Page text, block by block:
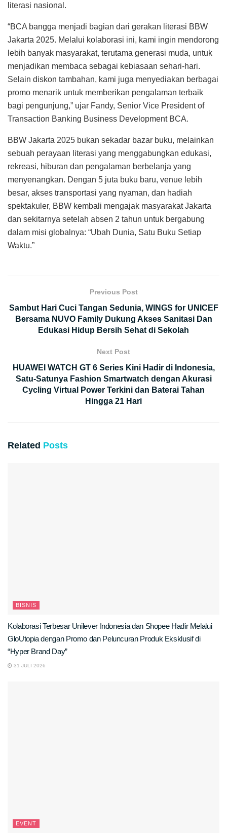
literasi nasional.
“BCA bangga menjadi bagian dari gerakan literasi BBW
Jakarta 2025. Melalui kolaborasi ini, kami ingin mendorong
lebih banyak masyarakat, terutama generasi muda, untuk
menjadikan membaca sebagai kebiasaan sehari-hari.
Selain diskon tambahan, kami juga menyediakan berbagai
promo menarik untuk memberikan pengalaman terbaik
bagi pengunjung,” ujar Fandy, Senior Vice President of
Transaction Banking Business Development BCA.
BBW Jakarta 2025 bukan sekadar bazar buku, melainkan
sebuah perayaan literasi yang menggabungkan edukasi,
rekreasi, hiburan dan pengalaman berbelanja yang
menyenangkan. Dengan 5 juta buku baru, venue lebih
besar, akses transportasi yang nyaman, dan hadiah
spektakuler, BBW kembali mengajak masyarakat Jakarta
dan sekitarnya setelah absen 2 tahun untuk bergabung
dalam misi globalnya: “Ubah Dunia, Satu Buku Setiap
Waktu.”
Previous Post
Sambut Hari Cuci Tangan Sedunia, WINGS for UNICEF
Bersama NUVO Family Dukung Akses Sanitasi Dan
Edukasi Hidup Bersih Sehat di Sekolah
Next Post
HUAWEI WATCH GT 6 Series Kini Hadir di Indonesia,
Satu-Satunya Fashion Smartwatch dengan Akurasi
Cycling Virtual Power Terkini dan Baterai Tahan
Hingga 21 Hari
Related Posts
BISNIS
Kolaborasi Terbesar Unilever Indonesia dan Shopee Hadir Melalui
GloUtopia dengan Promo dan Peluncuran Produk Eksklusif di
“Hyper Brand Day”
31 JULI 2026
EVENT